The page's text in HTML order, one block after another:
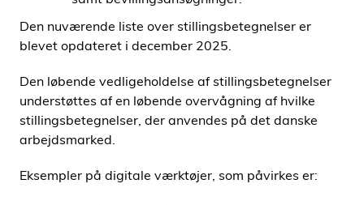
Den nuværende liste over stillingsbetegnelser er
blevet opdateret i december 2025.
Den løbende vedligeholdelse af stillingsbetegnelser
understøttes af en løbende overvågning af hvilke
stillingsbetegnelser, der anvendes på det danske
arbejdsmarked.
Eksempler på digitale værktøjer, som påvirkes er: